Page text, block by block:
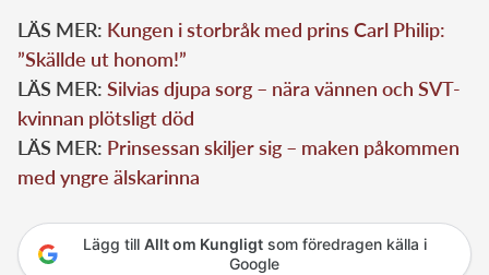
LÄS MER: Kungen i storbråk med prins Carl Philip:
”Skällde ut honom!”
LÄS MER: Silvias djupa sorg – nära vännen och SVT-
kvinnan plötsligt död
LÄS MER: Prinsessan skiljer sig – maken påkommen
med yngre älskarinna
Lägg till Allt om Kungligtsom föredragen källa i
Google